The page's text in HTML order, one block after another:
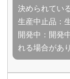
決められてい
生産中止品：
開発中：開発
れる場合があ